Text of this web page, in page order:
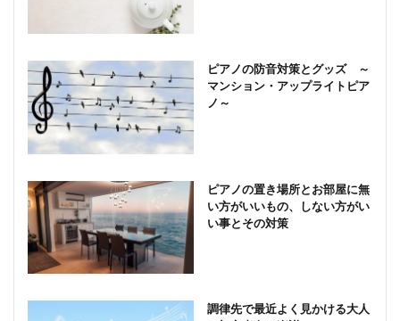
ピアノの防音対策とグッズ ～
マンション・アップライトピア
ノ～
ピアノの置き場所とお部屋に無
い方がいいもの、しない方がい
い事とその対策
調律先で最近よく見かける大人